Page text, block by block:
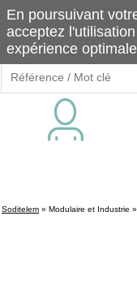
Soditelem » Modulaire et Industrie »
En poursuivant
acceptez
expérience